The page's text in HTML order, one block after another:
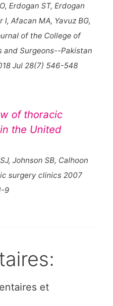
Erdogan ST, Erdogan
I, Afacan MA, Yavuz BG,
of the College of
and Surgeons--Pakistan
Jul 28(7) 546-548
of thoracic
the United
Johnson SB, Calhoon
surgery clinics 2007
9
et